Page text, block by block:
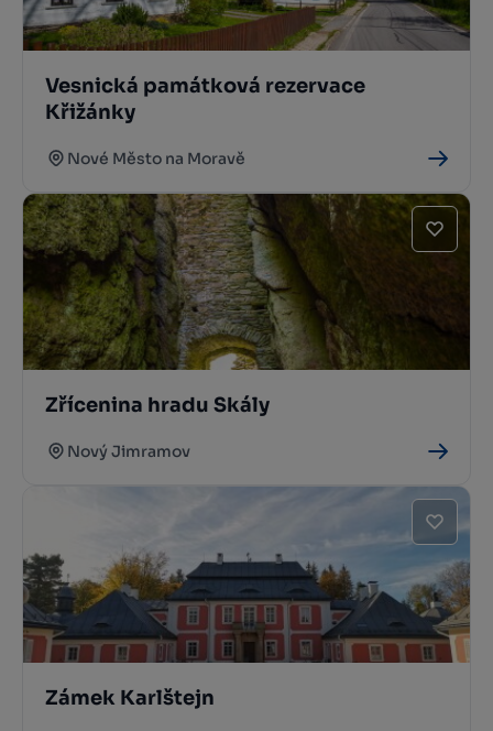
Vesnická památková rezervace
Křižánky
Nové Město na Moravě
Zřícenina hradu Skály
Nový Jimramov
Zámek Karlštejn